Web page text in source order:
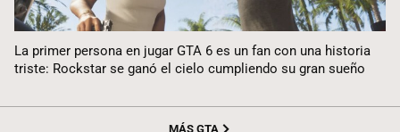
La primer persona en jugar GTA 6 es un fan con una historia
triste: Rockstar se ganó el cielo cumpliendo su gran sueño
MÁS GTA